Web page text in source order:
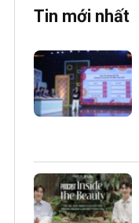
Tin mới nhất